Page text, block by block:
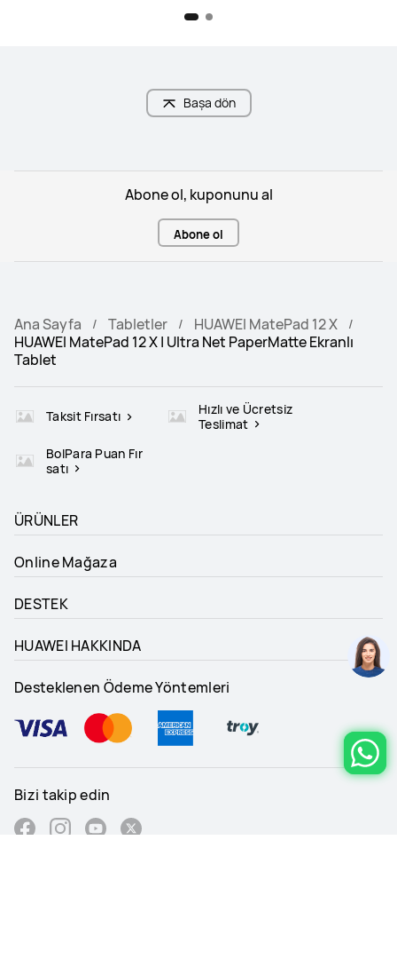
Başa dön
Abone ol, kuponunu al
Abone ol
Ana Sayfa Tabletler
HUAWEI MatePad 12 X
HUAWEI MatePad 12 X | Ultra Net PaperMatte Ekranlı
Tablet
Taksit Fırsatı
Hızlı ve Ücretsiz
Teslimat
BolPara Puan Fır
satı
ÜRÜNLER
Online Mağaza
DESTEK
HUAWEI HAKKINDA
Desteklenen Ödeme Yöntemleri
Bizi takip edin